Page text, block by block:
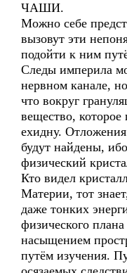
ЧАШИ.
Можно себе
вызовут эти
подойти к ним
Следы империла
нервном канале,
что вокруг
вещество,
ехидну.
будут найдены,
физический
Кто видел
Материи, тот
даже тонких
физического
насыщением
путём изучения.